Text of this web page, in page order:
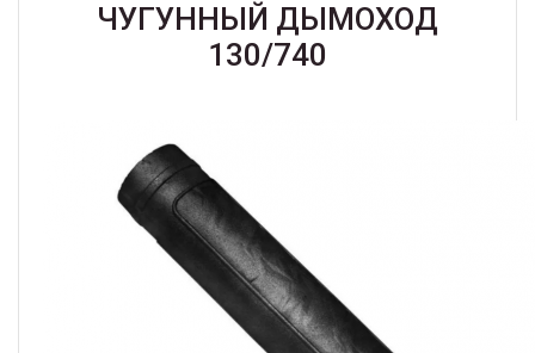
ЧУГУННЫЙ ДЫМОХОД
130/740